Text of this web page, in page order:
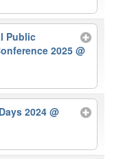
Public
2025@
2024@